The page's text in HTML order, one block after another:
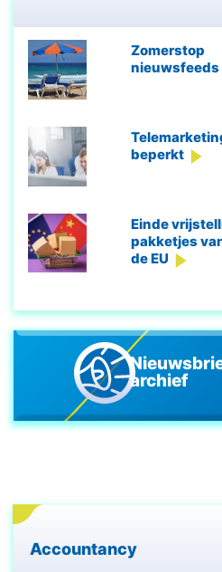
Zomerstop
nieuwsfeeds
beperkt
Einde
pakketjes
de EU
archief
Accountancy